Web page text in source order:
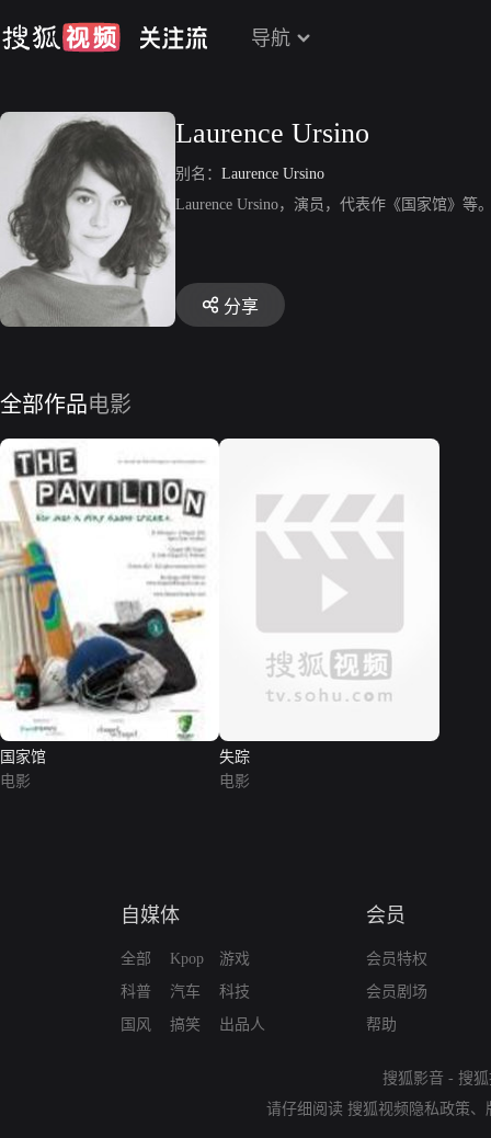
导航
Laurence Ursino
别名： Laurence Ursino
Laurence Ursino，演员，代表作《国家馆》等
分享
全部作品电影
国家馆
电影
失踪
电影
自媒体
全部
科普
国风
Kpop
汽车
搞笑
游戏
科技
出品人
会员
会员特权
会员剧场
帮助
搜狐影音 - 搜
请仔细阅读 搜狐视频隐私政策、